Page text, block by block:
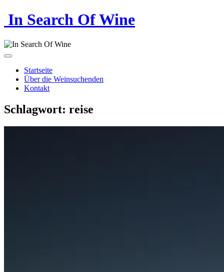
In Search Of Wine
Startseite
Über die Weinsuchenden
Kontakt
Schlagwort: reise